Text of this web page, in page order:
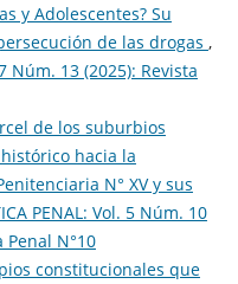
y Adolescentes? Su
de las drogas ,
Núm. 13 (2025): Revista
de los suburbios
hacia la
N° XV y sus
PENAL: Vol. 5 Núm. 10
Penal N°10
constitucionales que